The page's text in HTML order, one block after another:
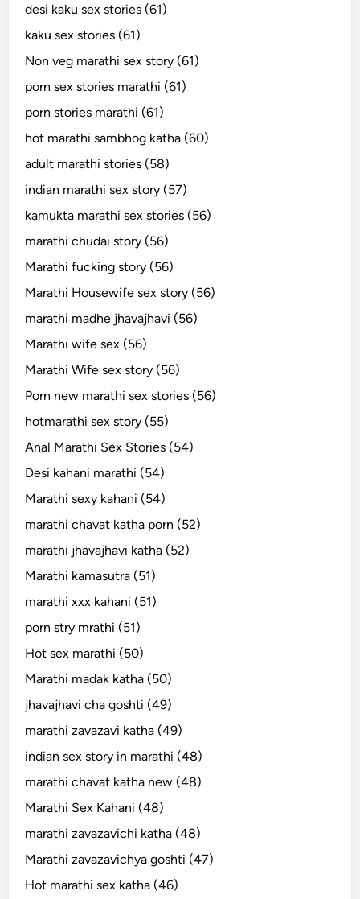
desi kaku sex stories (61)
kaku sex stories (61)
Non veg marathi sex story (61)
porn sex stories marathi (61)
porn stories marathi (61)
hot marathi sambhog katha (60)
adult marathi stories (58)
indian marathi sex story (57)
kamukta marathi sex stories (56)
marathi chudai story (56)
Marathi fucking story (56)
Marathi Housewife sex story (56)
marathi madhe jhavajhavi (56)
Marathi wife sex (56)
Marathi Wife sex story (56)
Porn new marathi sex stories (56)
hotmarathi sex story (55)
Anal Marathi Sex Stories (54)
Desi kahani marathi (54)
Marathi sexy kahani (54)
marathi chavat katha porn (52)
marathi jhavajhavi katha (52)
Marathi kamasutra (51)
marathi xxx kahani (51)
porn stry mrathi (51)
Hot sex marathi (50)
Marathi madak katha (50)
jhavajhavi cha goshti (49)
marathi zavazavi katha (49)
indian sex story in marathi (48)
marathi chavat katha new (48)
Marathi Sex Kahani (48)
marathi zavazavichi katha (48)
Marathi zavazavichya goshti (47)
Hot marathi sex katha (46)